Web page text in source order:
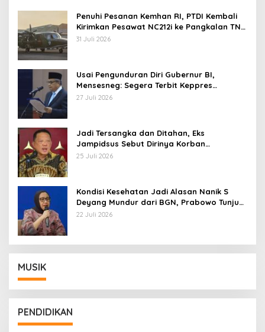
Penuhi Pesanan Kemhan RI, PTDI Kembali
Kirimkan Pesawat NC212i ke Pangkalan TNI
AU
31 Juli 2026
Usai Pengunduran Diri Gubernur BI,
Mensesneg: Segera Terbit Keppres
Pemberhentian dengan Hormat
27 Juli 2026
Jadi Tersangka dan Ditahan, Eks
Jampidsus Sebut Dirinya Korban
Kriminalisasi
25 Juli 2026
Kondisi Kesehatan Jadi Alasan Nanik S
Deyang Mundur dari BGN, Prabowo Tunjuk
Wamentan Sudaryono
22 Juli 2026
MUSIK
PENDIDIKAN